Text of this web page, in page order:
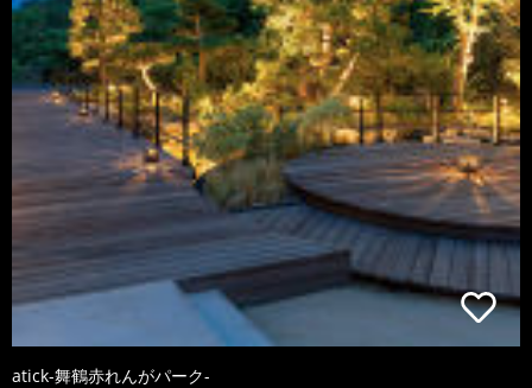
atick-舞鶴赤れんがパーク-